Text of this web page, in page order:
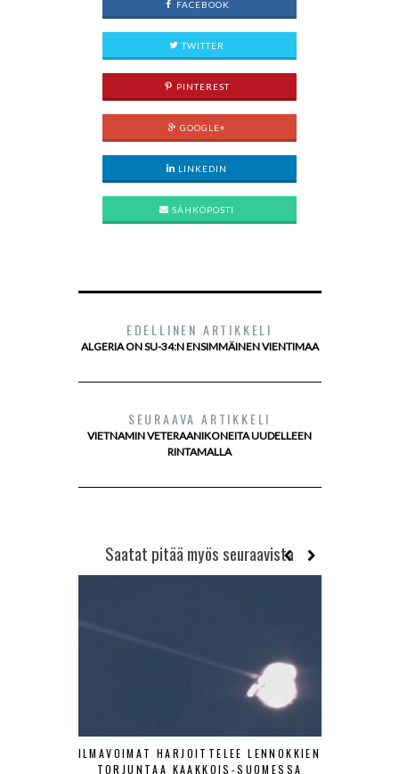
FACEBOOK
TWITTER
PINTEREST
GOOGLE+
LINKEDIN
SÄHKÖPOSTI
EDELLINEN ARTIKKELI
ALGERIA ON SU-34:N ENSIMMÄINEN VIENTIMAA
SEURAAVA ARTIKKELI
VIETNAMIN VETERAANIKONEITA UUDELLEEN
RINTAMALLA
Saatat pitää myös seuraavista
ILMAVOIMAT HARJOITTELEE LENNOKKIEN
TORJUNTAA KAAKKOIS-SUOMESSA